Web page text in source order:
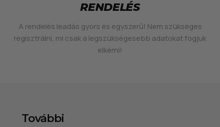
RENDELÉS
A rendelés leadás gyors és egyszerű! Nem szükséges
regisztrálni, mi csak a legszükségesebb adatokat fogjuk
elkérni!
További